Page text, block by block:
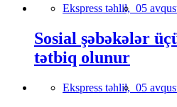
Ekspress təhlil, 05
Sosial şəbəkələr
tətbiq olunur
Ekspress təhlil, 05